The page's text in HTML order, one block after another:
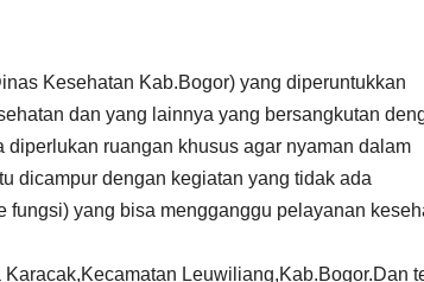
Kesehatan Kab.Bogor) yang diperuntukkan
dan yang lainnya yang bersangkutan
ruangan khusus agar nyaman dalam
dicampur dengan kegiatan yang tidak ada
yang bisa mengganggu pelayanan
Leuwiliang,Kab.Bogor.Dan